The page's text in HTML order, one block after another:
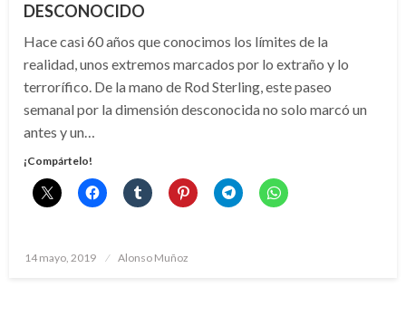
DESCONOCIDO
Hace casi 60 años que conocimos los límites de la
realidad, unos extremos marcados por lo extraño y lo
terrorífico. De la mano de Rod Sterling, este paseo
semanal por la dimensión desconocida no solo marcó un
antes y un…
¡Compártelo!
Publicado
14 mayo, 2019 Alonso Muñoz